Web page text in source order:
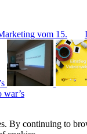
vom 15.
war’s
By continuing to